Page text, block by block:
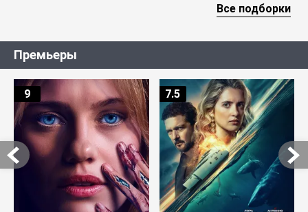
Все подборки
Премьеры
9 7.5